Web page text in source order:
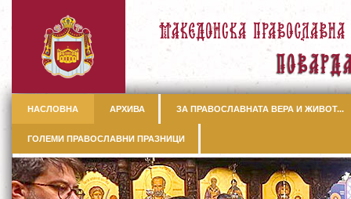
НАСЛОВНА АРХИВА ЗА ПРАВОСЛАВНАТА ВЕРА И ЖИВОТ...
ГОЛЕМИ ПРАВОСЛАВНИ ПРАЗНИЦИ